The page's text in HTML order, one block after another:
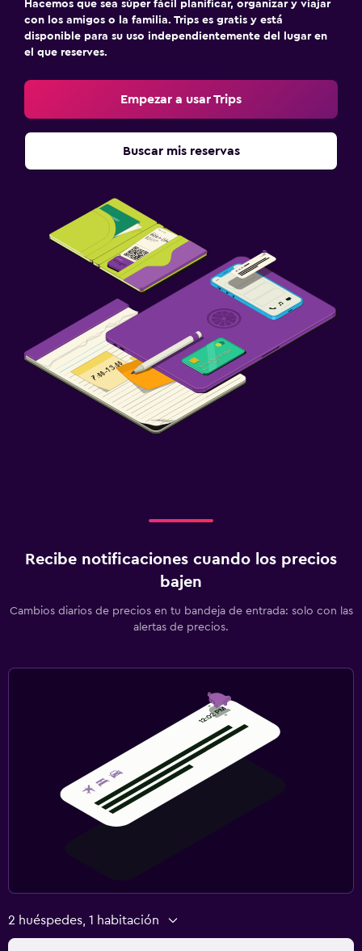
Hacemos que sea súper fácil planificar, organizar y viajar
con los amigos o la familia. Trips es gratis y está
disponible para su uso independientemente del lugar en
el que reserves.
Empezar a usar Trips
Buscar mis reservas
Recibe notificaciones cuando los precios
bajen
Cambios diarios de precios en tu bandeja de entrada: solo con las
alertas de precios.
2 huéspedes, 1 habitación